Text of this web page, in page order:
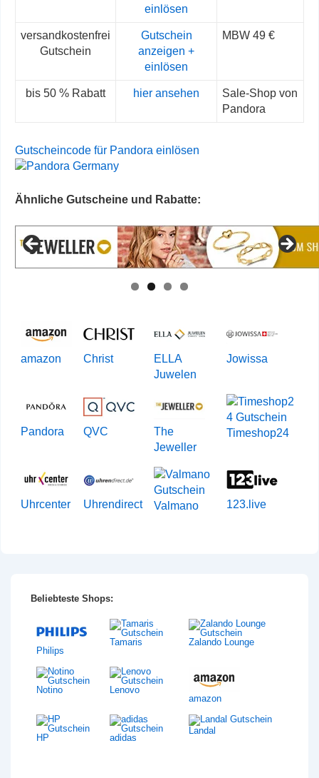
einlösen
versandkostenfrei
Gutschein
Gutschein
anzeigen +
einlösen
MBW 49 €
bis 50 % Rabatt hier ansehen
Sale-Shop von
Pandora
Gutscheincode für Pandora einlösen
Ähnliche Gutscheine und Rabatte:
amazon Christ
ELLA
Juwelen
Jowissa
Pandora QVC
The
Jeweller
Timeshop24
Uhrcenter Uhrendirect Valmano 123.live
Beliebteste Shops:
Philips
Tamaris Zalando Lounge
Notino
Lenovo
amazon
HP adidas
Landal